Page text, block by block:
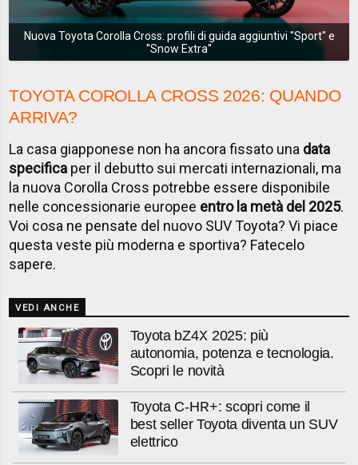
Nuova Toyota Corolla Cross: profili di guida aggiuntivi ''Sport'' e
''Snow Extra''
TOYOTA COROLLA CROSS 2026: QUANDO
ARRIVA?
La casa giapponese non ha ancora fissato una data
specifica per il debutto sui mercati internazionali, ma
la nuova Corolla Cross potrebbe essere disponibile
nelle concessionarie europee entro la metà del 2025.
Voi cosa ne pensate del nuovo SUV Toyota? Vi piace
questa veste più moderna e sportiva? Fatecelo
sapere.
VEDI ANCHE
Toyota bZ4X 2025: più
autonomia, potenza e tecnologia.
Scopri le novità
Toyota C-HR+: scopri come il
best seller Toyota diventa un SUV
elettrico